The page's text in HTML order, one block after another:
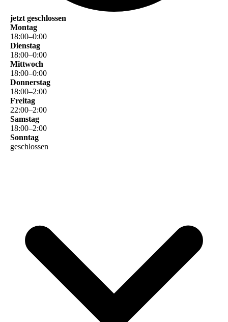
jetzt geschlossen
Montag
18:00–0:00
Dienstag
18:00–0:00
Mittwoch
18:00–0:00
Donnerstag
18:00–2:00
Freitag
22:00–2:00
Samstag
18:00–2:00
Sonntag
geschlossen